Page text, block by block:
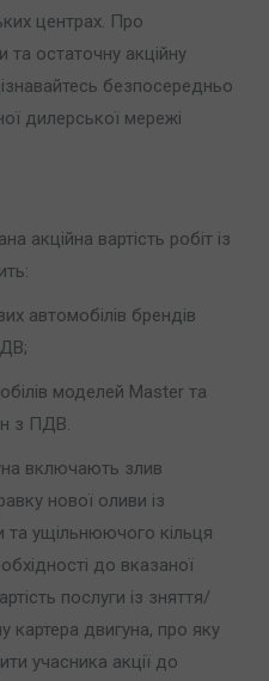
центрах. Про
та остаточну акційну
безпосередньо
дилерської мережі
акційна вартість робіт із
автомобілів брендів
моделей Master та
з ПДВ.
включають злив
нової оливи із
та ущільнюючого кільця
до вказаної
послуги із зняття/
картера двигуна, про яку
учасника акції до